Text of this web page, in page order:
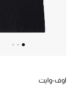
مستلزمات المنزل
اوف-وايت